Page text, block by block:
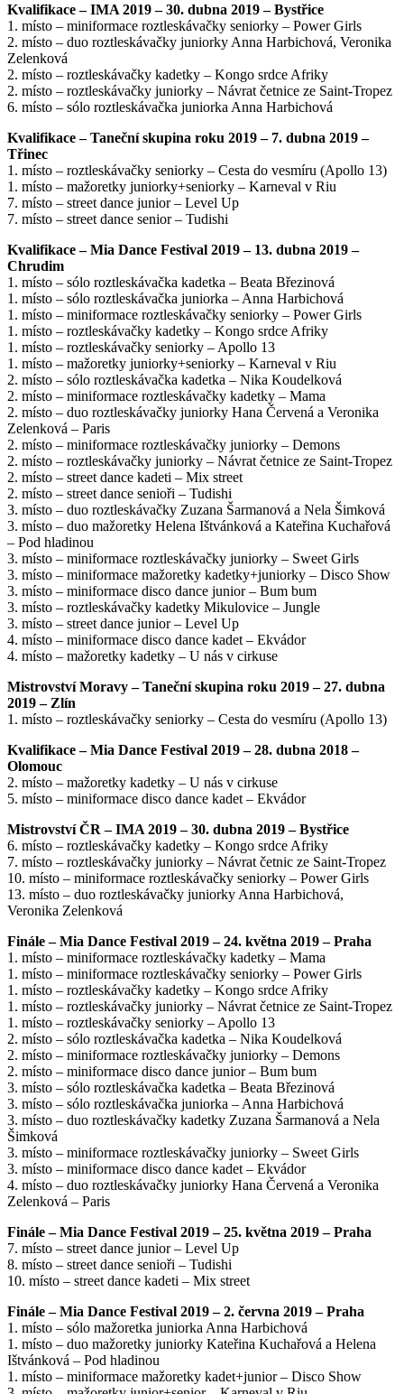
Kvalifikace – IMA 2019 – 30. dubna 2019 – Bystřice
1. místo – miniformace roztleskávačky seniorky – Power Girls
2. místo – duo roztleskávačky juniorky Anna Harbichová, Veronika
Zelenková
2. místo – roztleskávačky kadetky – Kongo srdce Afriky
2. místo – roztleskávačky juniorky – Návrat četnice ze Saint-Tropez
6. místo – sólo roztleskávačka juniorka Anna Harbichová
Kvalifikace – Taneční skupina roku 2019 – 7. dubna 2019 –
Třinec
1. místo – roztleskávačky seniorky – Cesta do vesmíru (Apollo 13)
1. místo – mažoretky juniorky+seniorky – Karneval v Riu
7. místo – street dance junior – Level Up
7. místo – street dance senior – Tudishi
Kvalifikace – Mia Dance Festival 2019 – 13. dubna 2019 –
Chrudim
1. místo – sólo roztleskávačka kadetka – Beata Březinová
1. místo – sólo roztleskávačka juniorka – Anna Harbichová
1. místo – miniformace roztleskávačky seniorky – Power Girls
1. místo – roztleskávačky kadetky – Kongo srdce Afriky
1. místo – roztleskávačky seniorky – Apollo 13
1. místo – mažoretky juniorky+seniorky – Karneval v Riu
2. místo – sólo roztleskávačka kadetka – Nika Koudelková
2. místo – miniformace roztleskávačky kadetky – Mama
2. místo – duo roztleskávačky juniorky Hana Červená a Veronika
Zelenková – Paris
2. místo – miniformace roztleskávačky juniorky – Demons
2. místo – roztleskávačky juniorky – Návrat četnice ze Saint-Tropez
2. místo – street dance kadeti – Mix street
2. místo – street dance senioři – Tudishi
3. místo – duo roztleskávačky Zuzana Šarmanová a Nela Šimková
3. místo – duo mažoretky Helena Ištvánková a Kateřina Kuchařová
– Pod hladinou
3. místo – miniformace roztleskávačky juniorky – Sweet Girls
3. místo – miniformace mažoretky kadetky+juniorky – Disco Show
3. místo – miniformace disco dance junior – Bum bum
3. místo – roztleskávačky kadetky Mikulovice – Jungle
3. místo – street dance junior – Level Up
4. místo – miniformace disco dance kadet – Ekvádor
4. místo – mažoretky kadetky – U nás v cirkuse
Mistrovství Moravy – Taneční skupina roku 2019 – 27. dubna
2019 – Zlín
1. místo – roztleskávačky seniorky – Cesta do vesmíru (Apollo 13)
Kvalifikace – Mia Dance Festival 2019 – 28. dubna 2018 –
Olomouc
2. místo – mažoretky kadetky – U nás v cirkuse
5. místo – miniformace disco dance kadet – Ekvádor
Mistrovství ČR – IMA 2019 – 30. dubna 2019 – Bystřice
6. místo – roztleskávačky kadetky – Kongo srdce Afriky
7. místo – roztleskávačky juniorky – Návrat četnic ze Saint-Tropez
10. místo – miniformace roztleskávačky seniorky – Power Girls
13. místo – duo roztleskávačky juniorky Anna Harbichová,
Veronika Zelenková
Finále – Mia Dance Festival 2019 – 24. května 2019 – Praha
1. místo – miniformace roztleskávačky kadetky – Mama
1. místo – miniformace roztleskávačky seniorky – Power Girls
1. místo – roztleskávačky kadetky – Kongo srdce Afriky
1. místo – roztleskávačky juniorky – Návrat četnice ze Saint-Tropez
1. místo – roztleskávačky seniorky – Apollo 13
2. místo – sólo roztleskávačka kadetka – Nika Koudelková
2. místo – miniformace roztleskávačky juniorky – Demons
2. místo – miniformace disco dance junior – Bum bum
3. místo – sólo roztleskávačka kadetka – Beata Březinová
3. místo – sólo roztleskávačka juniorka – Anna Harbichová
3. místo – duo roztleskávačky kadetky Zuzana Šarmanová a Nela
Šimková
3. místo – miniformace roztleskávačky juniorky – Sweet Girls
3. místo – miniformace disco dance kadet – Ekvádor
4. místo – duo roztleskávačky juniorky Hana Červená a Veronika
Zelenková – Paris
Finále – Mia Dance Festival 2019 – 25. května 2019 – Praha
7. místo – street dance junior – Level Up
8. místo – street dance senioři – Tudishi
10. místo – street dance kadeti – Mix street
Finále – Mia Dance Festival 2019 – 2. června 2019 – Praha
1. místo – sólo mažoretka juniorka Anna Harbichová
1. místo – duo mažoretky juniorky Kateřina Kuchařová a Helena
Ištvánková – Pod hladinou
1. místo – miniformace mažoretky kadet+junior – Disco Show